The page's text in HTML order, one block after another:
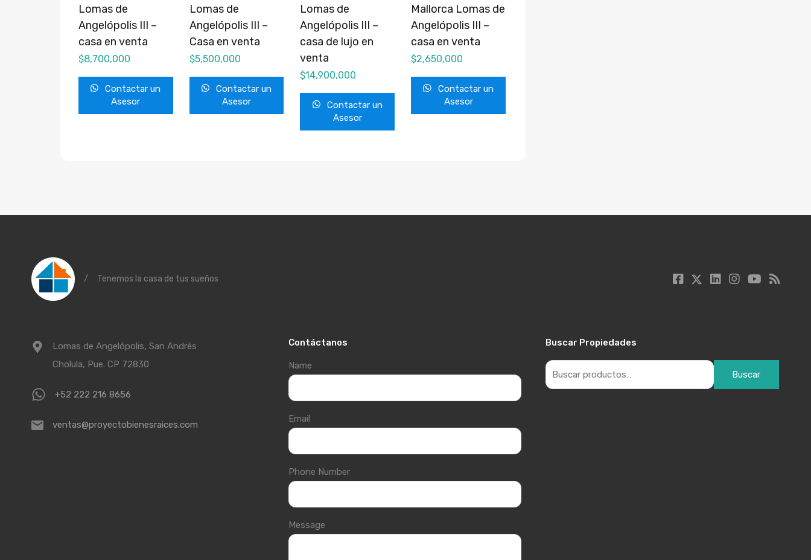
Lomas de
Angelópolis III –
casa en venta
$8,700,000
Contactar un
Asesor
Lomas de
Angelópolis III –
Casa en venta
$5,500,000
Contactar un
Asesor
Lomas de
Angelópolis III –
casa de lujo en
venta
$14,900,000
Contactar un
Asesor
Mallorca Lomas de
Angelópolis III –
casa en venta
$2,650,000
Contactar un
Asesor
/ Tenemos la casa de tus sueños
Lomas de Angelópolis, San Andrés
Cholula, Pue. CP 72830
+52 222 216 8656
ventas@proyectobienesraices.com
Contáctanos
Name
Email
Phone Number
Message
Buscar Propiedades
Buscar